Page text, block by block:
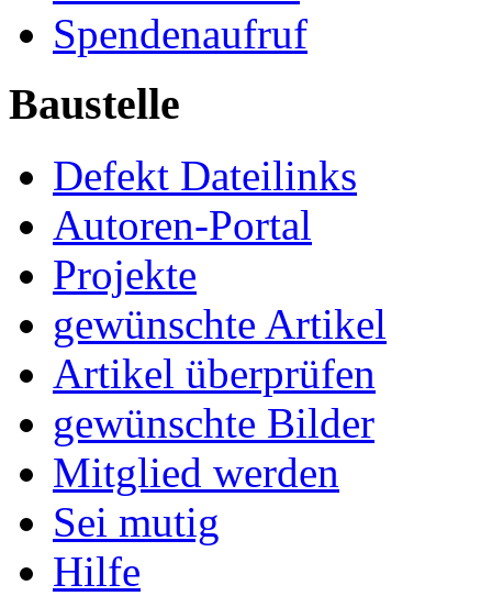
Spendenaufruf
Baustelle
Defekt Dateilinks
Autoren-Portal
Projekte
gewünschte Artikel
Artikel überprüfen
gewünschte Bilder
Mitglied werden
Sei mutig
Hilfe